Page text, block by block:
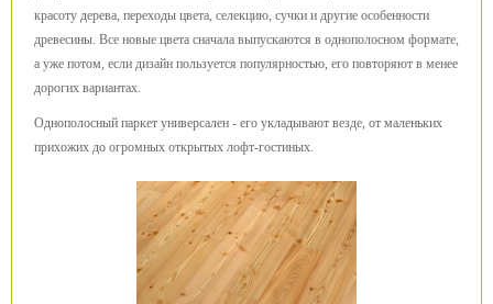
красоту дерева, переходы цвета, селекцию, сучки и другие особенности
древесины. Все новые цвета сначала выпускаются в однополосном формате,
а уже потом, если дизайн пользуется популярностью, его повторяют в менее
дорогих вариантах.
Однополосный паркет универсален - его укладывают везде, от маленьких
прихожих до огромных открытых лофт-гостиных.